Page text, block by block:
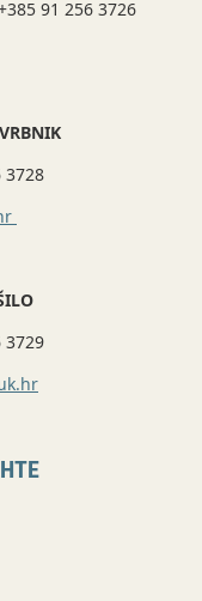
91 256 3726
3728
3729